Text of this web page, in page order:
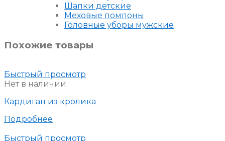
Шапки детские
Меховые помпоны
Головные уборы мужские
Похожие товары
Быстрый просмотр
Нет в наличии
Кардиган из кролика
Подробнее
Быстрый просмотр